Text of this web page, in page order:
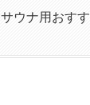
サウナ用おす